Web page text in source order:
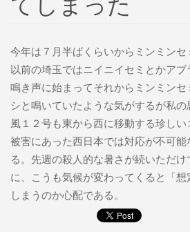
今年は７月半ばくらいからミンミンセ
以前の埼玉ではニイニイセミとかア
鳴き声に始まってそれからミンミン
シと鳴いていたような気がするが私
風１２号も東から西に移動する珍し
被害にあった西日本では対応が不可
る。先週の殺人的な暑さが続いただ
に、こうも気候が変わってくると「
しまうのか心配である。